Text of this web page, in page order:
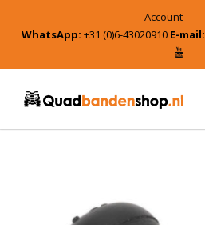
Account
WhatsApp: +31 (0)6-43020910 E-mail: